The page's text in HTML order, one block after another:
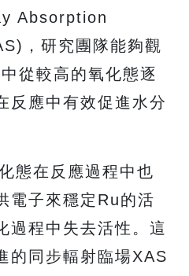
Absorption
，研究團隊能夠觀
從較高的氧化態逐
反應中有效促進水分
態在反應過程中也
電子來穩定Ru的活
過程中失去活性。這
的同步輻射臨場XAS